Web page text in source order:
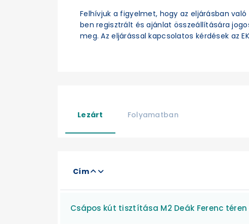
Felhívjuk a figyelmet, hogy az eljárásban
ben regisztrált és ajánlat összeállítására
meg. Az eljárással kapcsolatos kérdések az
Lezárt Folyamatban
Cím
Csápos kút tisztítása M2 Deák Ferenc